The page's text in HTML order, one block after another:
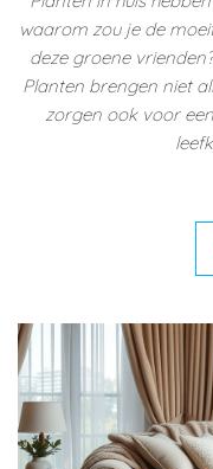
waarom zou je de
deze groene
Planten brengen niet
zorgen ook voor